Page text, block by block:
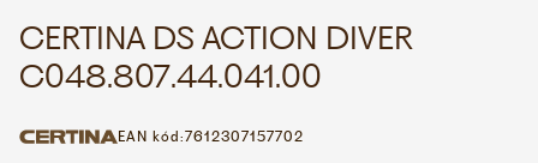
CERTINA DS ACTION DIVER
C048.807.44.041.00
EAN kód:7612307157702